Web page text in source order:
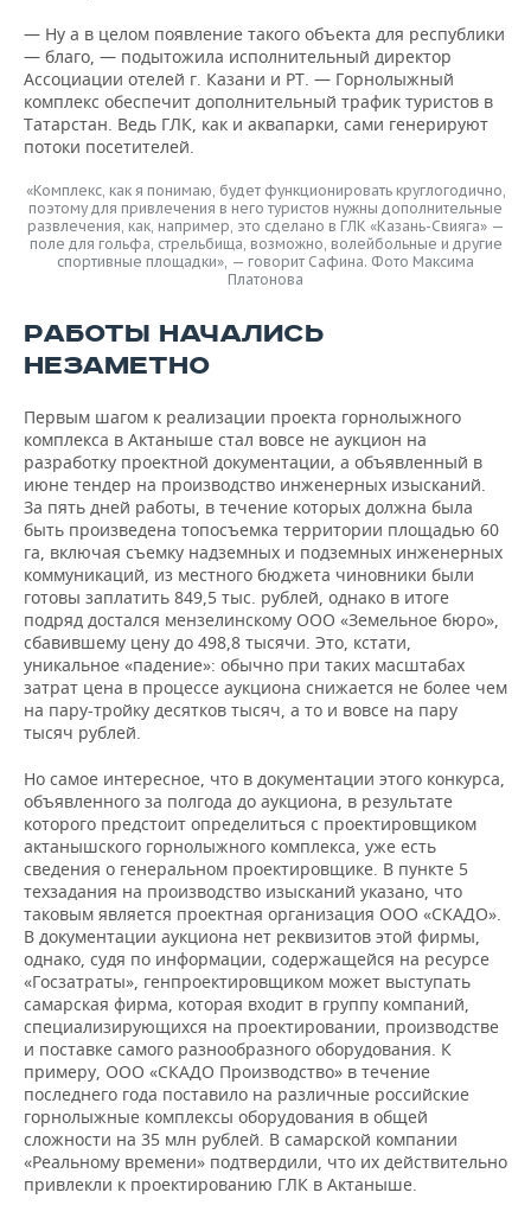
— Ну а в целом появление такого объекта для республики
— благо, — подытожила исполнительный директор
Ассоциации отелей г. Казани и РТ. — Горнолыжный
комплекс обеспечит дополнительный трафик туристов в
Татарстан. Ведь ГЛК, как и аквапарки, сами генерируют
потоки посетителей.
«Комплекс, как я понимаю, будет функционировать круглогодично,
поэтому для привлечения в него туристов нужны дополнительные
развлечения, как, например, это сделано в ГЛК «Казань-Свияга» —
поле для гольфа, стрельбища, возможно, волейбольные и другие
спортивные площадки», — говорит Сафина. Фото Максима
Платонова
РАБОТЫ НАЧАЛИСЬ
НЕЗАМЕТНО
Первым шагом к реализации проекта горнолыжного
комплекса в Актаныше стал вовсе не аукцион на
разработку проектной документации, а объявленный в
июне тендер на производство инженерных изысканий.
За пять дней работы, в течение которых должна была
быть произведена топосъемка территории площадью 60
га, включая съемку надземных и подземных инженерных
коммуникаций, из местного бюджета чиновники были
готовы заплатить 849,5 тыс. рублей, однако в итоге
подряд достался мензелинскому ООО «Земельное бюро»,
сбавившему цену до 498,8 тысячи. Это, кстати,
уникальное «падение»: обычно при таких масштабах
затрат цена в процессе аукциона снижается не более чем
на пару-тройку десятков тысяч, а то и вовсе на пару
тысяч рублей.
Но самое интересное, что в документации этого конкурса,
объявленного за полгода до аукциона, в результате
которого предстоит определиться с проектировщиком
актанышского горнолыжного комплекса, уже есть
сведения о генеральном проектировщике. В пункте 5
техзадания на производство изысканий указано, что
таковым является проектная организация ООО «СКАДО».
В документации аукциона нет реквизитов этой фирмы,
однако, судя по информации, содержащейся на ресурсе
«Госзатраты», генпроектировщиком может выступать
самарская фирма, которая входит в группу компаний,
специализирующихся на проектировании, производстве
и поставке самого разнообразного оборудования. К
примеру, ООО «СКАДО Производство» в течение
последнего года поставило на различные российские
горнолыжные комплексы оборудования в общей
сложности на 35 млн рублей. В самарской компании
«Реальному времени» подтвердили, что их действительно
привлекли к проектированию ГЛК в Актаныше.